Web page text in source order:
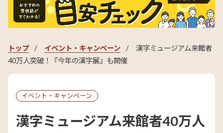
トップ イベント・キャンペーン
漢字ミュージアム来館者
40万人突破！『今年の漢字展』も開催
イベント・キャンペーン
漢字ミュージアム来館者40万人